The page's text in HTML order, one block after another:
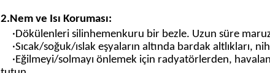
2.Nem ve Isı Koruması:
·Dökülenleri silinhemenkuru bir bezle. Uzun süre
·Sıcak/soğuk/ıslak eşyaların altında bardak altlıkları,
·Eğilmeyi/solmayı önlemek için radyatörlerden,